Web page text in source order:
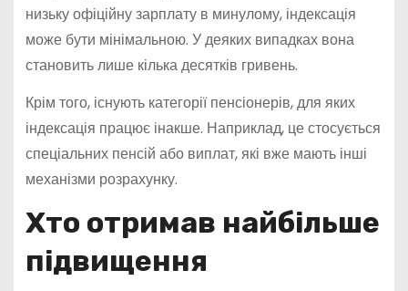
низьку офіційну зарплату в минулому, індексація
може бути мінімальною. У деяких випадках вона
становить лише кілька десятків гривень.
Крім того, існують категорії пенсіонерів, для яких
індексація працює інакше. Наприклад, це стосується
спеціальних пенсій або виплат, які вже мають інші
механізми розрахунку.
Хто отримав найбільше
підвищення